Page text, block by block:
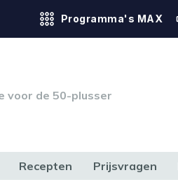
Programma's MAX
voor de 50-plusser
Recepten Prijsvragen